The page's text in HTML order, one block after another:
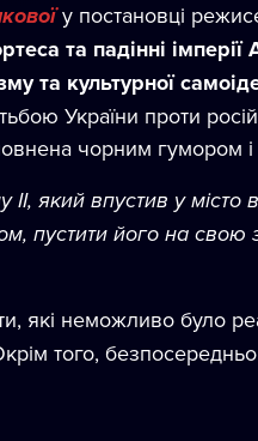
у постановці
та падінні імперії
та культурної
України проти
чорним гумором
який впустив у місто
пустити його на
які неможливо було
того,